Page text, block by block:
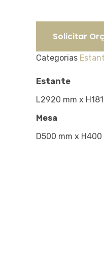
Solicitar
Categorias
Estante
L2920 mm x
Mesa
D500 mm x H400